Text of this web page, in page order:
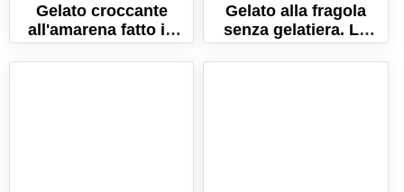
Gelato croccante
all'amarena fatto in
casa
Gelato alla fragola
senza gelatiera. La
ricetta per farlo
cremosissimo!